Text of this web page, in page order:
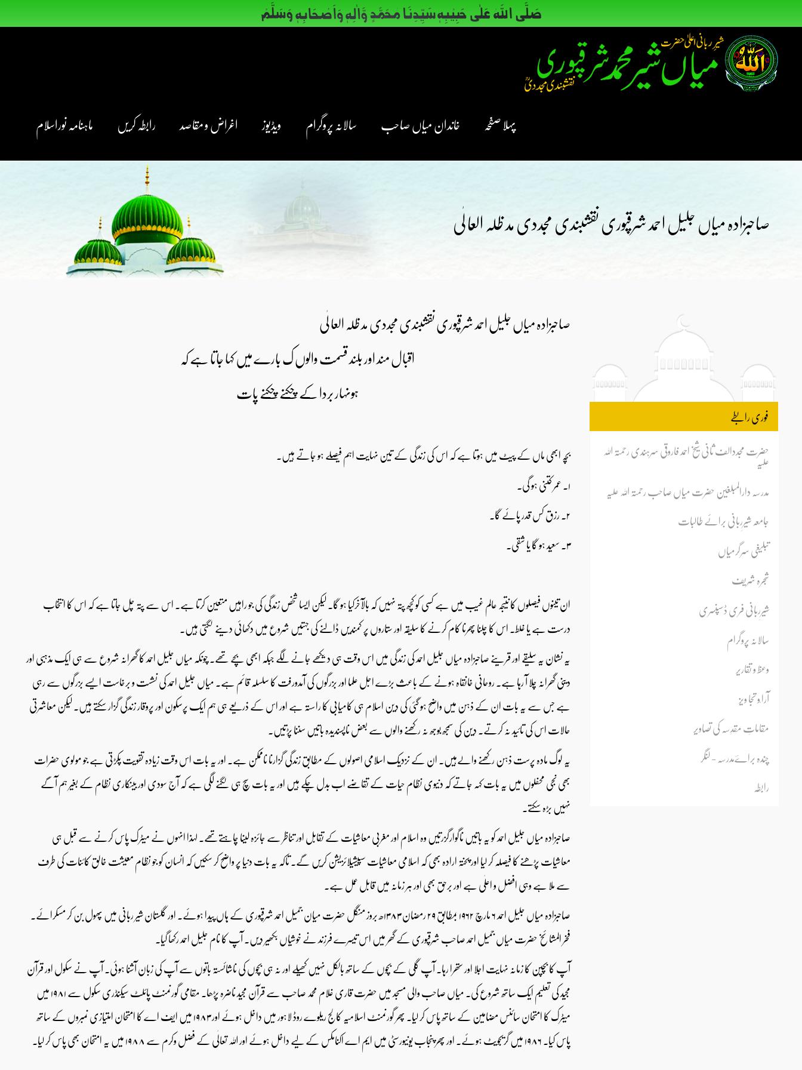
پہلا صفحہ خاندان میاں صاحب سالانہ پروگرام ویڈیوز اغراض و مقاصد رابطہ کریں ماہنامہ نوراسلام
صاحبزادہ میاں جلیل احمد شرقپوری نقشبندی مجددی مد ظلہ العا لٰی
فوری رابطے
حضرت مجددالف ثانی شیخ احمد فاروقی سرہندی رحمتہ اللہ
علیہ
مدرسہ دارالمبلغین حضرت میاں صاحب رحمتہ اللہ علیہ
جامعہ شیرِربانی برائے طالبات
تبلیغی سرگرمیاں
شجرہ شریف
شیرِربانی فری ڈسپنسری
سالانہ پروگرام
وعظ و تقاریر
آرا ٗو تجا ویز
مقاماتِ مقدِسہ کی تصاویر
چندہ براےؔمدرسہ - لنگر
رابطہ
صاحبزادہ میاں جلیل احمد شرقپوری نقشبندی مجددی مد ظلہ العا لٰی
اقبال مند اور بلند قسمت والوں ک بارے میں کہا جاتا ہے کہ
ہونہار بردا کے چکنے چکنے پات
بچہ ابھی ماں کے پیٹ میں ہوتا ہے کہ اس کی زندگی کے تین نہایت اہم فیصلے ہو جاتے ہیں۔
۱۔ عمر کتنی ہو گی۔
۲۔ رزق کس قدر پائے گا۔
۳۔ سعید ہو گا یا شقی۔
ان تینوں فیصلوں کا نتیجہ عالم غیب میں ہے کسی کو کچھ پتہ نہیں کہ بالآخرکیا ہو گا۔ لیکن ایسا شخص زندگی کی جو راہیں متعین کرتا ہے۔ اس سے پتہ چل جاتا ہے کہ اس کا انتخاب
درست ہے یا غلط۔ اس کا چلنا پھرنا کام کرنے کا سلیقہ اور ستاروں پر کمندیں ڈالنے کی جہتیں شروع میں دکھائی دینے لگتی ہیں۔
یہ نشان یہ سلیقے اور قرینے صاحبزادہ میاں جلیل احمد کی زندگی میں اس وقت ہی دیکھے جانے لگے جبکہ ابھی بچے تھے۔ چونکہ میاں جلیل احمد کا گھرانہ شروع سے ہی ایک مذہبی اور
دینی گھرانہ چلا آ رہا ہے۔ روحانی خانقاہ ہونے کے باعث بڑے اجل علما اور بزرگوں کی آمدورفت کا سلسلہ قائم ہے۔ میاں جلیل احمد کی نشست و برخاست ایسے بزرگوں سے رہی
ہے جس سے یہ بات ان کے ذہن میں واضح ہو گئی کی دین اسلام ہی کامیابی کا راستہ ہے اور اس کے ذریعے ہی ہم ایک پرسکون اور پروقار زندگی گزار سکتے ہیں۔ لیکن معاشرتی
حالات اس کی تائید نہ کرتے۔ دین کی سمجھ بوجھ نہ رکھنے والوں سے بعض ناپسندیدہ باتیں سننا پڑتیں۔
یہ لوگ مادہ پرست ذہن رکھنے والےہیں۔ ان کے نزدیک اسلامی اصولوں کے مطابق زندگی گزارنا ناممکن ہے۔ اور یہ بات اس وقت زیادہ تقویت پکڑتی ہے جو مولوی حضرات
بھی نجی محفلوں میں یہ بات کہہ جاتے کہ دنیوی نظام حیات کے تقاضے اب بدل چکے ہیں اور یہ بات سچ ہی لگنے لگی ہے کہ آج سودی اور بینکاری نظام کے بغیر ہم آگے
نہیں بڑہ سکتے۔
صاحبزادہ میاں جلیل احمد کو یہ باتیں ناگوارگزرتیں وہ اسلام اور مغربی معاشیات کے تقابل اور تناظر سے جائزہ لینا چاہتےتھے۔ لہذا انہوں نے میٹرک پاس کرنے سے قبل ہی
معاشیات پڑھنے کا فیصلہ کر لیا اور پختہ ارادہ بھی کہ اسلامی معاشیات سپیشیلائزیشن کریں گے۔ تاکہ یہ بات دنیا پر واضح کر سکیں کہ انسان کو جو نظام معیشت خالق کائنات کی طرف
سے ملا ہے وہی افضل و اعلٰی ہے اور برحق بھی اور ہر زمانہ میں قابل عمل ہے۔
صاحبزادہ میاں جلیل احمد ۶ مارچ ۱۹۶۲ بمطابق ۲۹ رمضان ۱۳۸۳ھ بروز منگل حضرت میان جمیل احمد شرقپوری کے ہاں پیدا ہوئے۔ اور گلستان شیر ربانی میں پھول بن کر مسکرائے۔
فخر المشائخ حضرت میاں جمیل احمد صاحب شرقپوری کے گھر میں اس تیسرے فرزند نے خوشیاں بکھیر دیں۔ آپ کا نام جلیل احمد رکھا گیا۔
آپ کا بچپن کا زمانہ نہایت اجلا اور ستھرا رہا۔ آپ گلی کے بچوں کے ساتھ بالکل نہیں کھیلے اور نہ ہی بچوں کی ناشائستہ باتوں سے آپ کی زبان آشنا ہوئی۔ آپ نے سکول اور قرآن
مجید کی تعلیم ایک ساتھ شروع کی۔ میاں صاحب والی مسجد میں حضرت قاری غلام محمد صاحب سے قرآن مجید ناضرہ پڑھا۔ مقامی گورنمنٹ پائلٹ سیکنڈری سکول سے ۱۹۸۱ میں
میٹرک کا امتحان سائنس مضامین کے ساتھ پاس کر لیا۔ پھر گورنمنٹ اسلامیہ کالج ریلوے روڈ لاہور میں داخل ہوئے اور ۱۹۸۳ میں ایف اے کا امتحان امتیازی نمبروں کے ساتھ
پاس کیا۔ ۱۹۸۶ میں گریجویٹ ہوئے۔ اور پھر پنجاب یونیورسٹی میں ایم اے اکنامکس کے لیے داخل ہوئے اور اللہ تعالٰی کے فضل وکرم سے ۱۹۸۸ میں یہ امتحان بھی پاس کر لیا۔